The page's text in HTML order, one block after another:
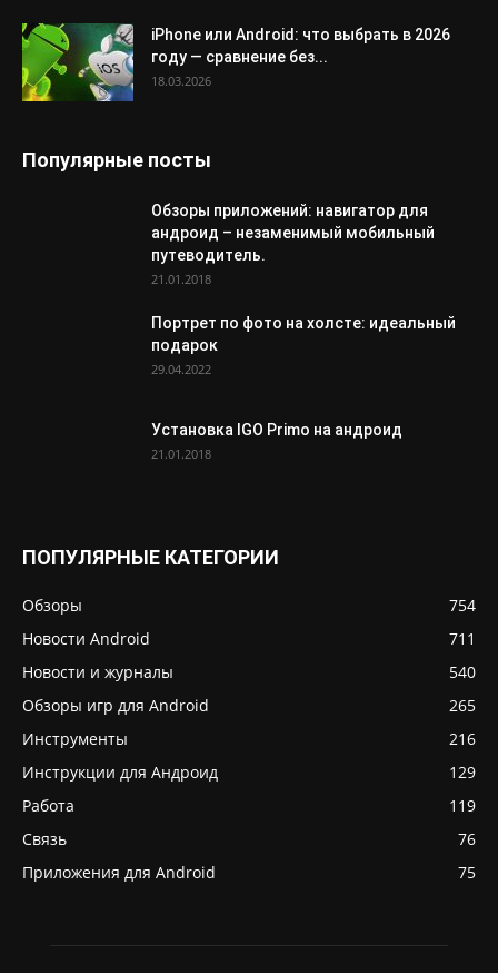
iPhone или Android: что выбрать в 2026
году — сравнение без...
18.03.2026
Популярные посты
Обзоры приложений: навигатор для
андроид – незаменимый мобильный
путеводитель.
21.01.2018
Портрет по фото на холсте: идеальный
подарок
29.04.2022
Установка IGO Primo на андроид
21.01.2018
ПОПУЛЯРНЫЕ КАТЕГОРИИ
Обзоры
754
Новости Android
711
Новости и журналы
540
Обзоры игр для Android
265
Инструменты
216
Инструкции для Андроид
129
Работа
119
Связь
76
Приложения для Android
75